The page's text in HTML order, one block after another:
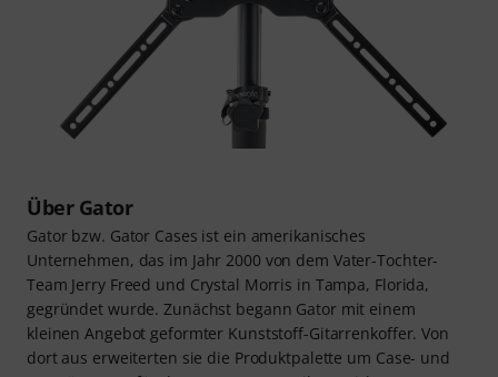
Über Gator
Gator bzw. Gator Cases ist ein amerikanisches
Unternehmen, das im Jahr 2000 von dem Vater-Tochter-
Team Jerry Freed und Crystal Morris in Tampa, Florida,
gegründet wurde. Zunächst begann Gator mit einem
kleinen Angebot geformter Kunststoff-Gitarrenkoffer. Von
dort aus erweiterten sie die Produktpalette um Case- und